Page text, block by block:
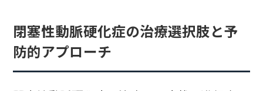
閉塞性動脈硬化症の治療選択肢と予
防的アプローチ